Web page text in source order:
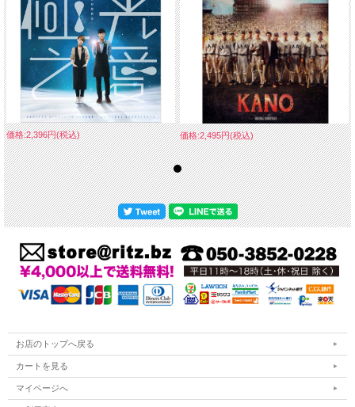
価格:2,396円(税込) 価格:2,495円(税込)
お店のトップへ戻る
カートを見る
マイページへ